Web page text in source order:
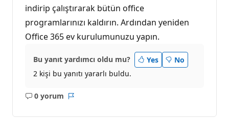
ı
indirip çalıştırarak bütün office
programlarınızı kaldırın. Ardından yeniden
Office 365 ev kurulumunuzu yapın.
Bu yanıt yardımcı oldu mu? Yes
No
2 kişi bu yanıtı yararlı buldu.
0 yorum
Açıklama